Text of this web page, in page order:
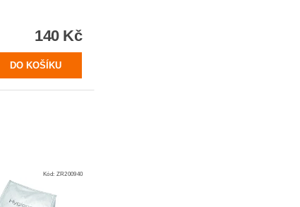
140 Kč
Kód: ZR200940